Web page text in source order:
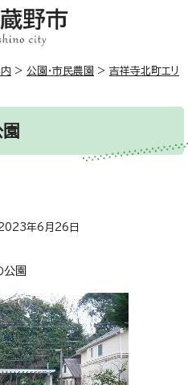
> 公園・市民農園 > 吉祥寺北町エリ
年6月26日
公園